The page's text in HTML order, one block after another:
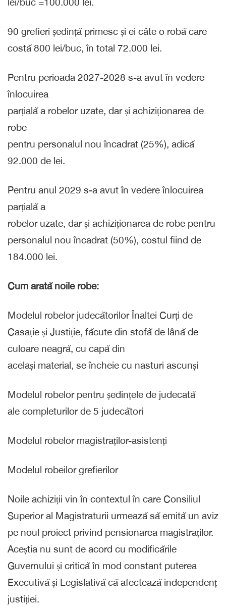
90 grefieri ședință primesc și ei câte o robă care
costă 800 lei/buc, în total 72.000 lei.
Pentru perioada 2027-2028 s-a avut în vedere
înlocuirea
parțială a robelor uzate, dar și achiziționarea de
robe
pentru personalul nou încadrat (25%), adică
92.000 de lei.
Pentru anul 2029 s-a avut în vedere înlocuirea
parțială a
robelor uzate, dar și achiziționarea de robe pentru
personalul nou încadrat (50%), costul fiind de
184.000 lei.
Cum arată noile robe:
Modelul robelor judecătorilor Înaltei Curți de
Casație și Justiție, făcute din stofă de lână de
culoare neagră, cu capă din
același material, se încheie cu nasturi ascunși
Modelul robelor pentru ședințele de judecată
ale completurilor de 5 judecători
Modelul robelor magistraților-asistenți
Modelul robeilor grefierilor
Noile achiziții vin în contextul în care Consiliul
Superior al Magistraturii urmează să emită un aviz
pe noul proiect privind pensionarea magistraților.
Aceștia nu sunt de acord cu modificările
Guvernului și critică în mod constant puterea
Executivă și Legislativă că afectează independenț
justiției.